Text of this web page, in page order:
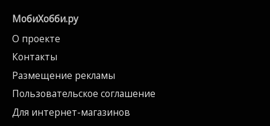
МобиХобби.ру
О проекте
Контакты
Размещение рекламы
Пользовательское соглашение
Для интернет-магазинов